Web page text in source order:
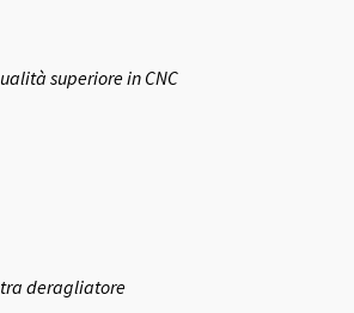
superiore in CNC
tra deragliatore